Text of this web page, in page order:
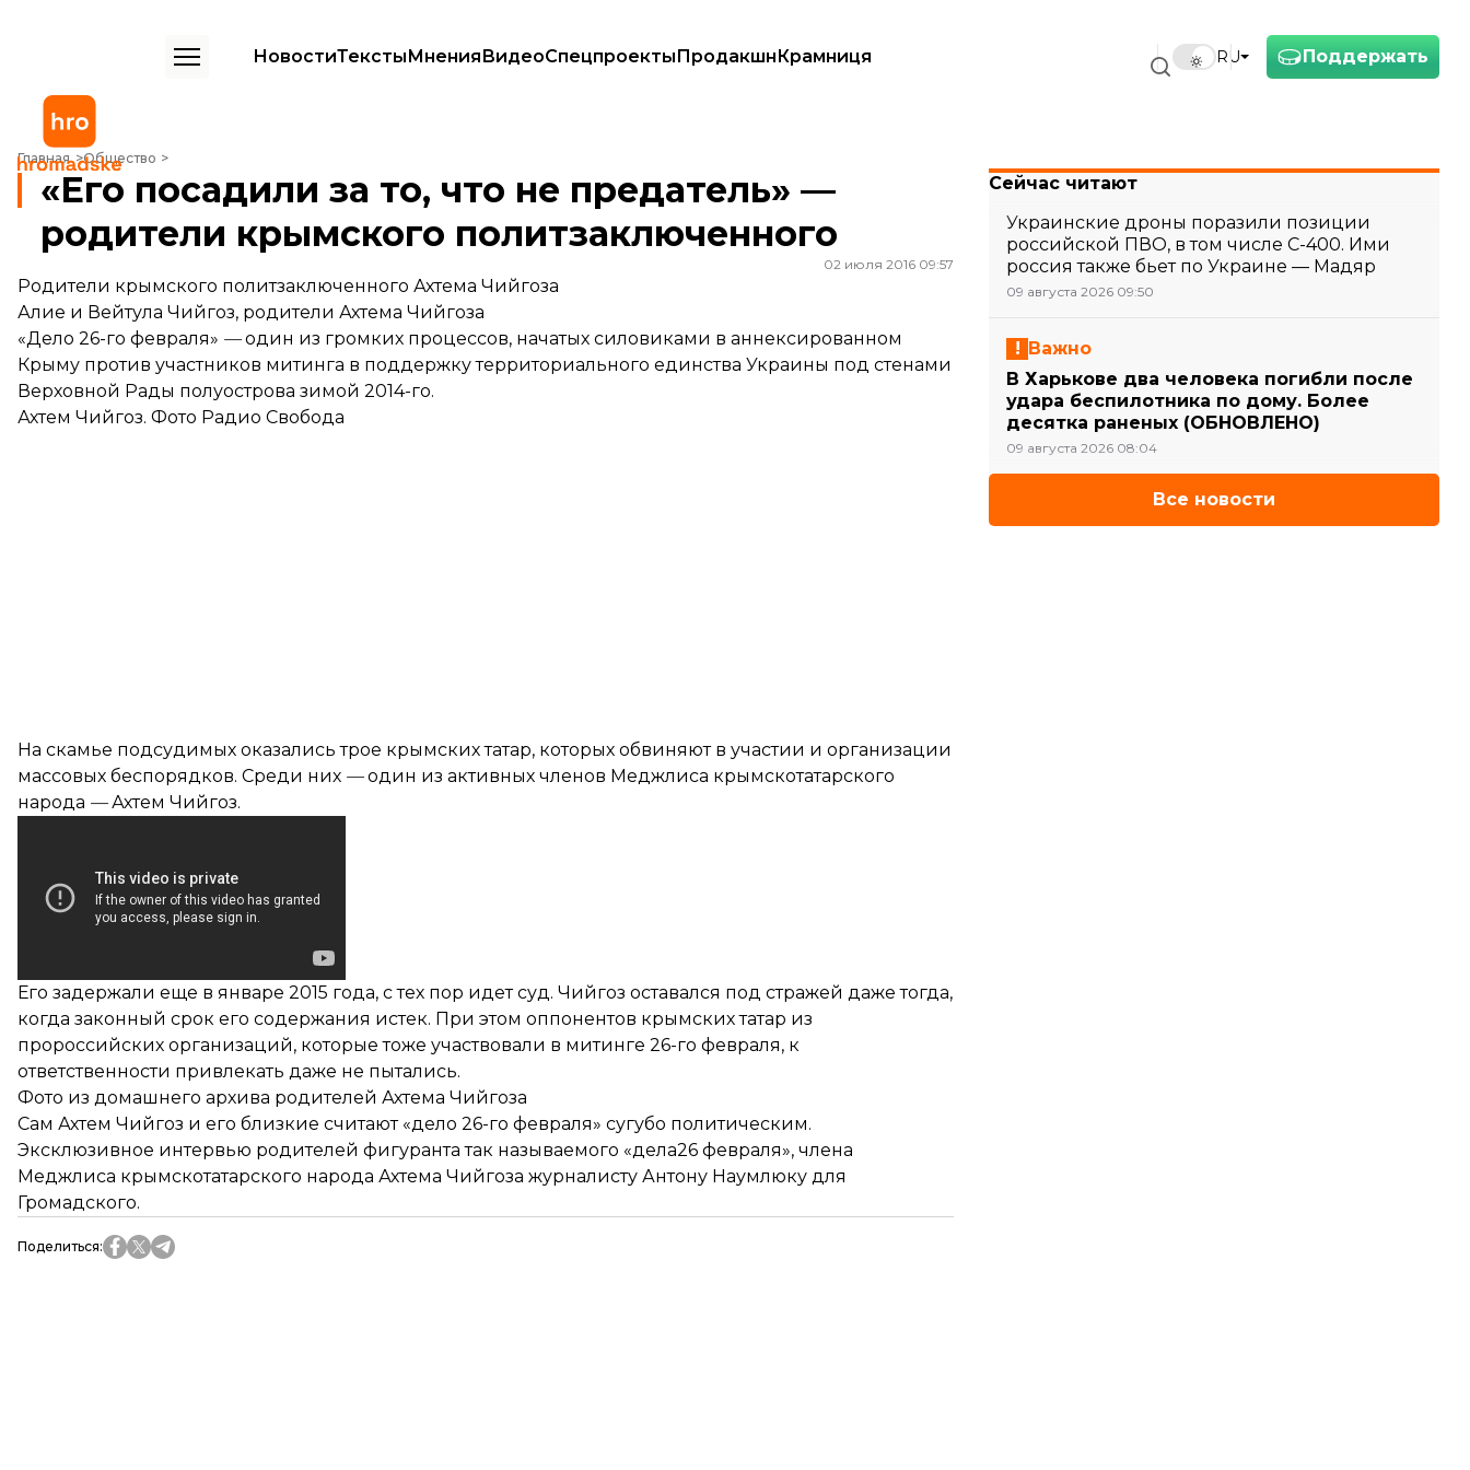
Поддержать
RU
НовостиТекстыМненияВидеоСпецпроектыПродакшнКрамниця
Главная Общество
«Его посадили за то, что не предатель» — родители крымского политзаключенного
«Его посадили за то, что не предатель» —
родители крымского политзаключенного
02 июля 2016 09:57
Родители крымского политзаключенного Ахтема Чийгоза
Алие и Вейтула Чийгоз, родители Ахтема Чийгоза
«Дело 26-го февраля» —один из громких процессов, начатых силовиками в аннексированном
Крыму против участников митинга в поддержку территориального единства Украины под стенами
Верховной Рады полуострова зимой 2014-го.
Ахтем Чийгоз. Фото Радио Свобода
На скамье подсудимых оказались трое крымских татар, которых обвиняют в участии и организации
массовых беспорядков. Среди них —один из активных членов Меджлиса крымскотатарского
народа —Ахтем Чийгоз.
Его задержали еще в январе 2015 года, с тех пор идет суд. Чийгоз оставался под стражей даже тогда,
когда законный срок его содержания истек. При этом оппонентов крымских татар из
пророссийских организаций, которые тоже участвовали в митинге 26-го февраля, к
ответственности привлекать даже не пытались.
Фото из домашнего архива родителей Ахтема Чийгоза
Сам Ахтем Чийгоз и его близкие считают «дело 26-го февраля» сугубо политическим.
Эксклюзивное интервью родителей фигуранта так называемого «дела26 февраля», члена
Меджлиса крымскотатарского народа Ахтема Чийгоза журналисту Антону Наумлюку для
Громадского.
Поделиться:
Сейчас читают
Украинские дроны поразили позиции
российской ПВО, в том числе С-400. Ими
россия также бьет по Украине — Мадяр
09 августа 2026 09:50
Важно
В Харькове два человека погибли после
удара беспилотника по дому. Более
десятка раненых (ОБНОВЛЕНО)
09 августа 2026 08:04
Все новости